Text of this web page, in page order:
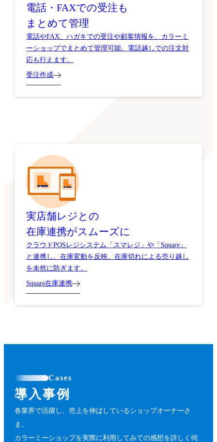
電話・FAXでの受注も
まとめて管理
電話やFAX、ハガキでの受注や顧客情報を、カラーミ
ーショップでまとめて管理可能。電話越しでの注文対
応も行えます。
受注作成
実店舗レジとの
在庫連携がスムーズに
クラウドPOSレジシステム「スマレジ」や「Square」
と連携し、在庫変動を反映。在庫切れによる売り越し
を未然に防ぎます。
Square在庫連携
Cases
導入事例
各業界で活躍し、売上を伸ばしているショップオーナーさ
ま。
カラーミーショップを実際に利用してみての感想を詳しく伺